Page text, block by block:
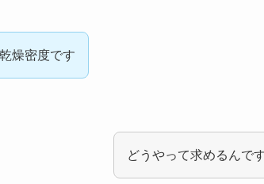
燥密度です
どうやって求めるんで